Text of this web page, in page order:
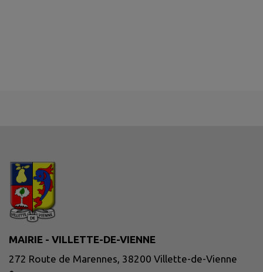
MAIRIE - VILLETTE-DE-VIENNE
272 Route de Marennes, 38200 Villette-de-Vienne